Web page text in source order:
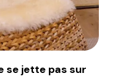
se jette pas sur